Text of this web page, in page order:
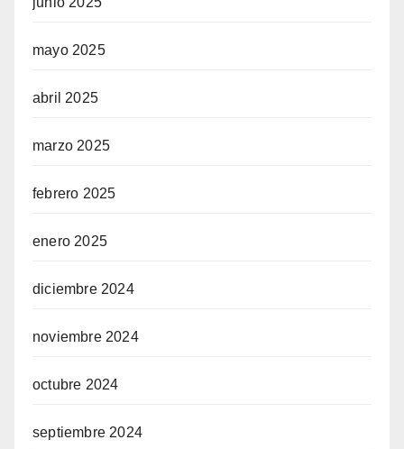
mayo 2025
abril 2025
marzo 2025
febrero 2025
enero 2025
diciembre 2024
noviembre 2024
octubre 2024
septiembre 2024